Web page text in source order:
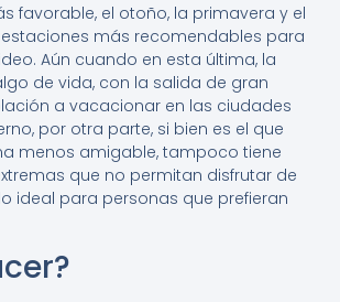
favorable, el otoño, la primavera y el
más recomendables para
Aún cuando en esta última, la
de vida, con la salida de gran
a vacacionar en las ciudades
por otra parte, si bien es el que
menos amigable, tampoco tiene
que no permitan disfrutar de
ideal para personas que prefieran